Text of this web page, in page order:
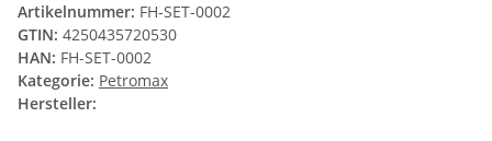
Artikelnummer: FH-SET-0002
GTIN: 4250435720530
HAN: FH-SET-0002
Kategorie: Petromax
Hersteller: